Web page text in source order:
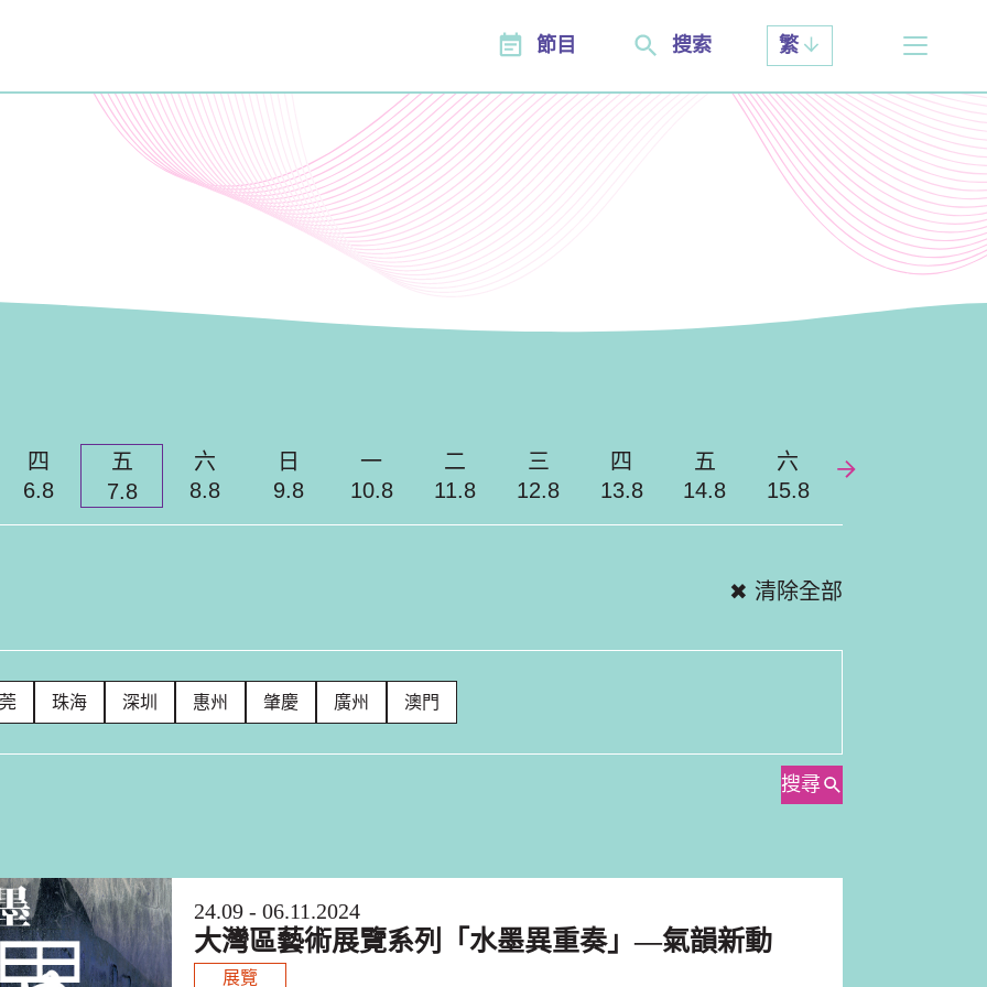
節目 搜索 繁
四 五 六 日 一 二 三 四 五
六
6.8
7.8 8.8 9.8 10.8 11.8 12.8 13.8 14.8 15.8
✖ 清除全部
珠海 深圳 惠州 肇慶 廣州 澳門
搜尋
24.09 - 06.11.2024
大灣區藝術展覽系列「水墨異重奏」—氣韻新動
展覽